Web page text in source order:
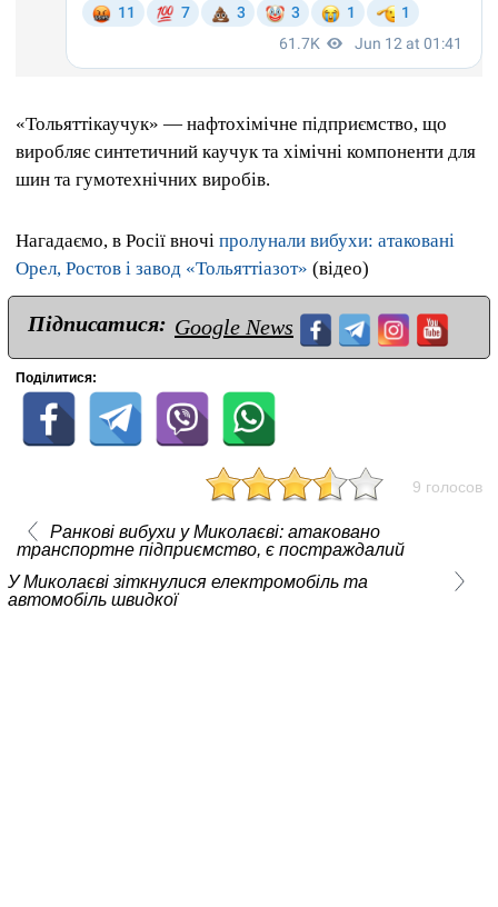
«Тольяттікаучук» — нафтохімічне підприємство, що
виробляє синтетичний каучук та хімічні компоненти для
шин та гумотехнічних виробів.
Нагадаємо, в Росії вночі пролунали вибухи: атаковані
Орел, Ростов і завод «Тольяттіазот» (відео)
Підписатися: Google News
Поділитися:
9 голосов
Ранкові вибухи у Миколаєві: атаковано
транспортне підприємство, є постраждалий
У Миколаєві зіткнулися електромобіль та
автомобіль швидкої